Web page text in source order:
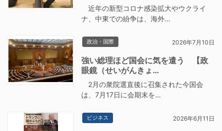
近年の新型コロナ感染拡大やウクライ
ナ、中東での紛争は、海外…
政治・国際 2026年7月10日
強い総理ほど国会に気を遣う 【政
眼鏡（せいがんきょ…
2月の衆院選直後に召集された今国会
は、7月17日に会期末を…
ビジネス 2026年6月11日